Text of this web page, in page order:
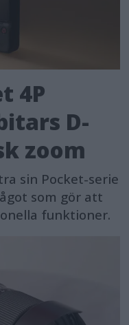
4P
D-
zoom
sin Pocket-serie
som gör att
funktioner.